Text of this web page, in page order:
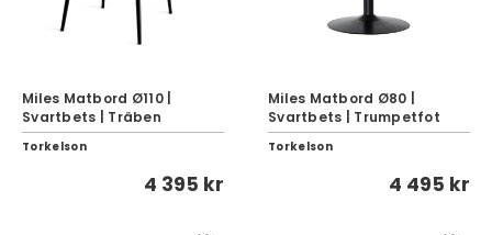
Miles Matbord Ø110 |
Svartbets | Träben
Torkelson
4 395 kr
Miles Matbord Ø80 |
Svartbets | Trumpetfot
Torkelson
4 495 kr